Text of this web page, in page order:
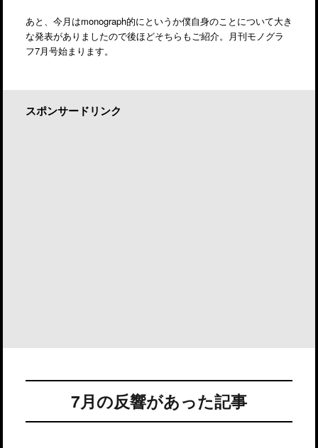
あと、今月はmonograph的にというか僕自身のことについて大き
な発表がありましたので後ほどそちらもご紹介。月刊モノグラ
フ7月号始まります。
スポンサードリンク
7月の反響があった記事